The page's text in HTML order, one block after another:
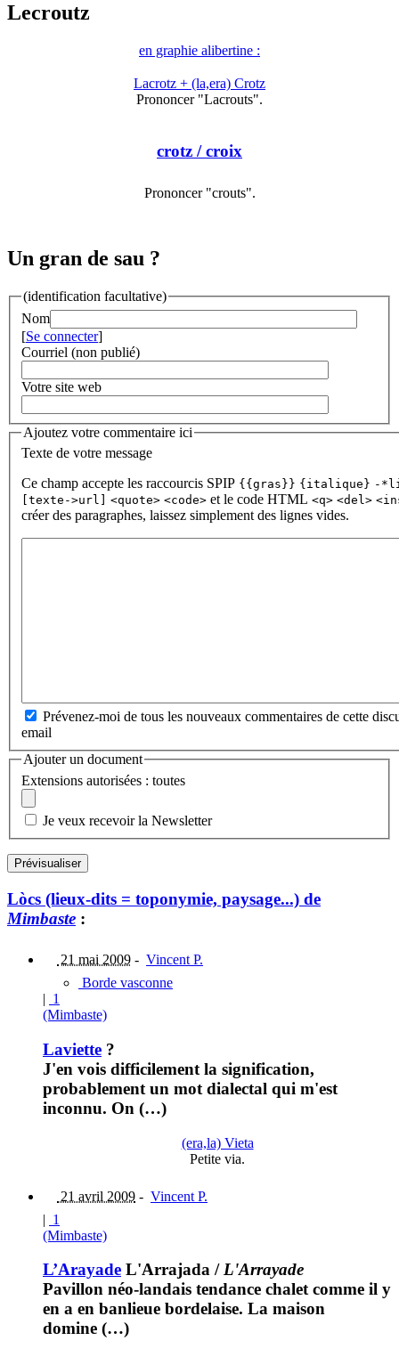
Lecroutz
en graphie alibertine :
Lacrotz + (la,era) Crotz
Prononcer "Lacrouts".
crotz / croix
Prononcer "crouts".
Un gran de sau ?
(identification facultative)
Nom
[Se connecter]
Courriel (non publié)
Votre site web
Ajoutez votre commentaire ici
Texte de votre message
Ce champ accepte les raccourcis SPIP {{gras}} {italique} -
[texte->url]
<quote> <code> et le code HTML <q> <del>
créer des paragraphes, laissez simplement des lignes vides.
Prévenez-moi de tous les nouveaux commentaires de cette
email
Ajouter un document
Extensions autorisées : toutes
Je veux recevoir la Newsletter
Lòcs (lieux-dits = toponymie, paysage...) de
Mimbaste :
21 mai 2009 - Vincent P.
Borde vasconne
| 1
(Mimbaste)
Laviette ?
J'en vois difficilement la signification,
probablement un mot dialectal qui m'est
inconnu. On (…)
(era,la) Vieta
Petite via.
21 avril 2009 - Vincent P.
| 1
(Mimbaste)
L’Arayade L'Arrajada /L'Arrayade
Pavillon néo-landais tendance chalet comme il y
en a en banlieue bordelaise. La maison
domine (…)